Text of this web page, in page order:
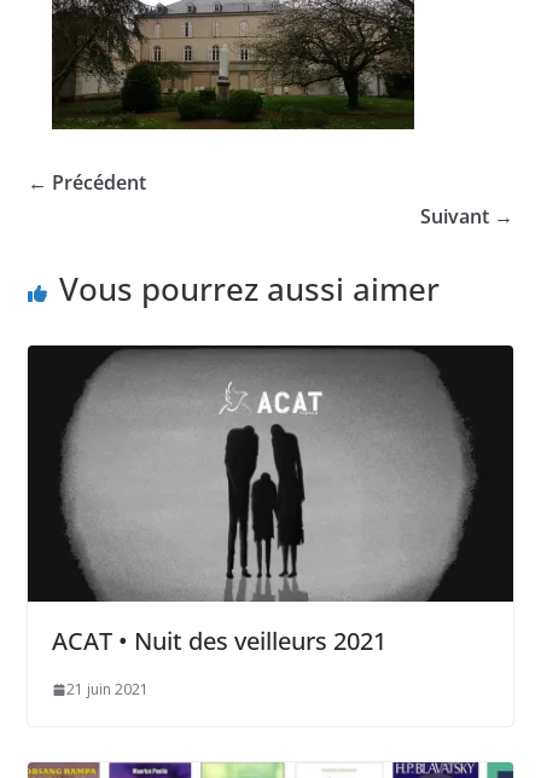
← Précédent
Suivant →
Vous pourrez aussi aimer
ACAT • Nuit des veilleurs 2021
21 juin 2021